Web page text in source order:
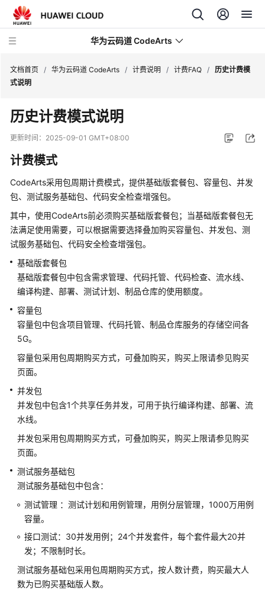
华为云码道 CodeArts
品
介
费
说
明
CodeArts
费
概
述
计
式
计
项
续
费
用
账
单
费
说
明
文档首页 / 华为云码道 CodeArts / 计费说明 / 计费FAQ / 历史计费模
式说明
历史计费模式说明
更新时间： 2025-09-01 GMT+08:00
计费模式
CodeArts采用包周期计费模式，提供基础版套餐包、容量包、并发
包、测试服务基础包、代码安全检查增强包。
其中，使用CodeArts前必须购买基础版套餐包；当基础版套餐包无
法满足使用需要，可以根据需要选择叠加购买容量包、并发包、测
试服务基础包、代码安全检查增强包。
基础版套餐包
基础版套餐包中包含需求管理、代码托管、代码检查、流水线、
编译构建、部署、测试计划、制品仓库的使用额度。
容量包
容量包中包含项目管理、代码托管、制品仓库服务的存储空间各
5G。
容量包采用包周期购买方式，可叠加购买，购买上限请参见购买
页面。
并发包
并发包中包含1个共享任务并发，可用于执行编译构建、部署、流
水线。
并发包采用包周期购买方式，可叠加购买，购买上限请参见购买
页面。
测试服务基础包
测试服务基础包中包含：
测试管理 ：测试计划和用例管理，用例分层管理，1000万用例
容量。
接口测试：30并发用例；24个并发套件，每个套件最大20并
发；不限制时长。
测试服务基础包采用包周期购买方式，按人数计费，购买最大人
数为已购买基础版人数。